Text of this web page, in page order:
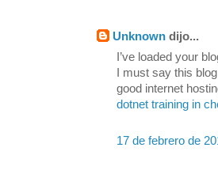
Unknown dijo...
I’ve loaded your
I must say this
good internet
dotnet training in
17 de febrero de